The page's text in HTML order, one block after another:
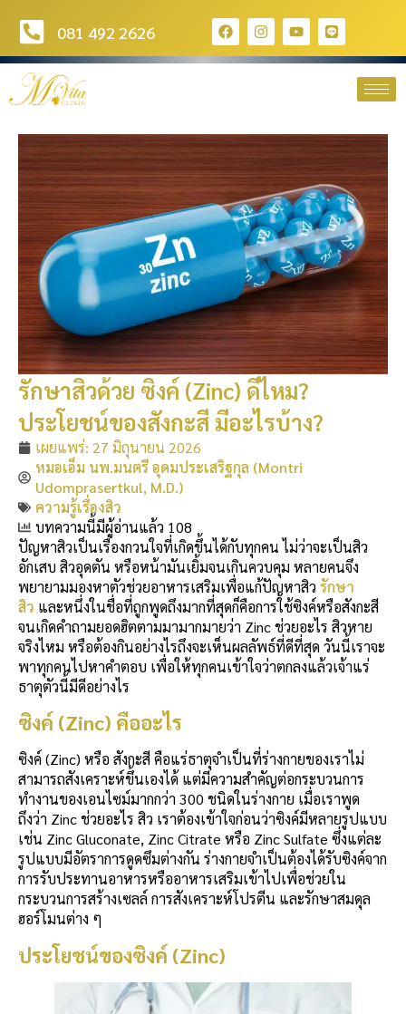
081 492 2626
รักษาสิวด้วย ซิงค์ (Zinc) ดีไหม?
ประโยชน์ของสังกะสี มีอะไรบ้าง?
เผยแพร่: 27 มิถุนายน 2026
หมอเอ็ม นพ.มนตรี อุดมประเสริฐกุล (Montri
Udomprasertkul, M.D.)
ความรู้เรื่องสิว
บทความนี้มีผู้อ่านแล้ว 108
ปัญหาสิวเป็นเรื่องกวนใจที่เกิดขึ้นได้กับทุกคน ไม่ว่าจะเป็นสิว
อักเสบ สิวอุดตัน หรือหน้ามันเยิ้มจนเกินควบคุม หลายคนจึง
พยายามมองหาตัวช่วยอาหารเสริมเพื่อแก้ปัญหาสิว รักษา
สิว และหนึ่งในชื่อที่ถูกพูดถึงมากที่สุดก็คือการใช้ซิงค์หรือสังกะสี
จนเกิดคำถามยอดฮิตตามมามากมายว่า Zinc ช่วยอะไร สิวหาย
จริงไหม หรือต้องกินอย่างไรถึงจะเห็นผลลัพธ์ที่ดีที่สุด วันนี้เราจะ
พาทุกคนไปหาคำตอบ เพื่อให้ทุกคนเข้าใจว่าตกลงแล้วเจ้าแร่
ธาตุตัวนี้มีดีอย่างไร
ซิงค์ (Zinc) คืออะไร
ซิงค์ (Zinc) หรือ สังกะสี คือแร่ธาตุจำเป็นที่ร่างกายของเราไม่
สามารถสังเคราะห์ขึ้นเองได้ แต่มีความสำคัญต่อกระบวนการ
ทำงานของเอนไซม์มากกว่า 300 ชนิดในร่างกาย เมื่อเราพูด
ถึงว่า Zinc ช่วยอะไร สิว เราต้องเข้าใจก่อนว่าซิงค์มีหลายรูปแบบ
เช่น Zinc Gluconate, Zinc Citrate หรือ Zinc Sulfate ซึ่งแต่ละ
รูปแบบมีอัตราการดูดซึมต่างกัน ร่างกายจำเป็นต้องได้รับซิงค์จาก
การรับประทานอาหารหรืออาหารเสริมเข้าไปเพื่อช่วยใน
กระบวนการสร้างเซลล์ การสังเคราะห์โปรตีน และรักษาสมดุล
ฮอร์โมนต่าง ๆ
ประโยชน์ของซิงค์ (Zinc)